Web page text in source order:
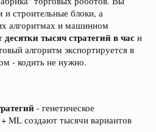
строительные блоки, а
алгоритмах и машинном
десятки тысяч стратегий в час и
алгоритм экспортируется в
- кодить не нужно.
- генетическое
ML создают тысячи вариантов